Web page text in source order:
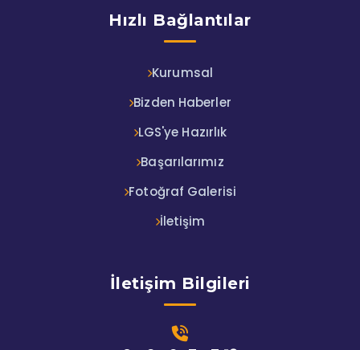
Hızlı Bağlantılar
Kurumsal
Bizden Haberler
LGS'ye Hazırlık
Başarılarımız
Fotoğraf Galerisi
İletişim
İletişim Bilgileri